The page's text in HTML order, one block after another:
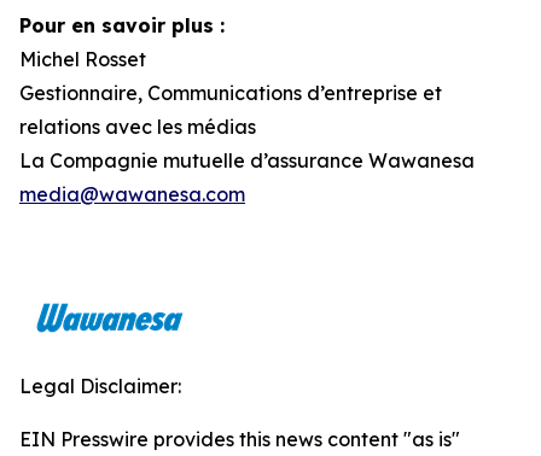
Pour en savoir plus :
Michel Rosset
Gestionnaire, Communications d’entreprise et
relations avec les médias
La Compagnie mutuelle d’assurance Wawanesa
media@wawanesa.com
Legal Disclaimer:
EIN Presswire provides this news content "as is"